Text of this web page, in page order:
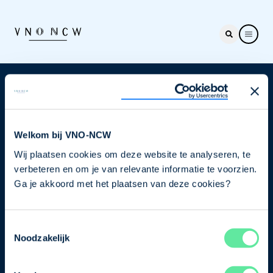
Welkom bij VNO-NCW
Wij plaatsen cookies om deze website te analyseren, te
verbeteren en om je van relevante informatie te voorzien.
Ga je akkoord met het plaatsen van deze cookies?
Noodzakelijk
Nieuwsbrief
je nu in voor de VNO-NCW nieuwsbrief.
Schrijf je in
Direct naar
Ons verhaal